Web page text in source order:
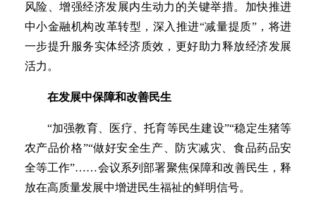
风险、增强经济发展内生动力的关键举措。加快推进
中小金融机构改革转型，深入推进“减量提质”，将进
一步提升服务实体经济质效，更好助力释放经济发展
活力。
在发展中保障和改善民生
“加强教育、医疗、托育等民生建设”“稳定生猪等
农产品价格”“做好安全生产、防灾减灾、食品药品安
全等工作”……会议系列部署聚焦保障和改善民生，释
放在高质量发展中增进民生福祉的鲜明信号。